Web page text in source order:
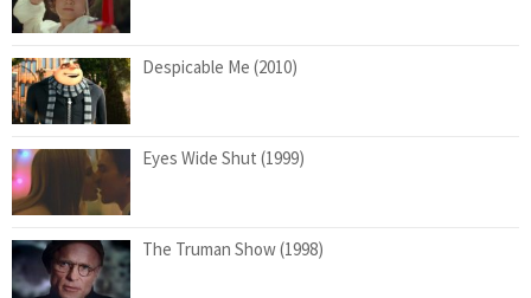
Despicable Me (2010)
Eyes Wide Shut (1999)
The Truman Show (1998)